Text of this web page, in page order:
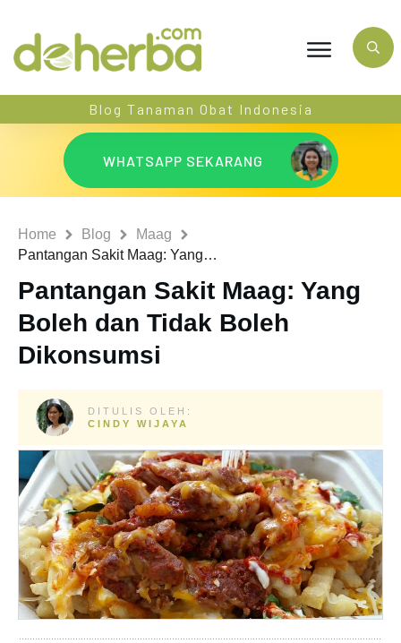
Blog Tanaman Obat Indonesia
WHATSAPP SEKARANG
Home Blog
Maag
Pantangan Sakit Maag: Yang Boleh dan Tidak Boleh Dikonsumsi
Pantangan Sakit Maag: Yang
Boleh dan Tidak Boleh
Dikonsumsi
DITULIS OLEH:
CINDY WIJAYA